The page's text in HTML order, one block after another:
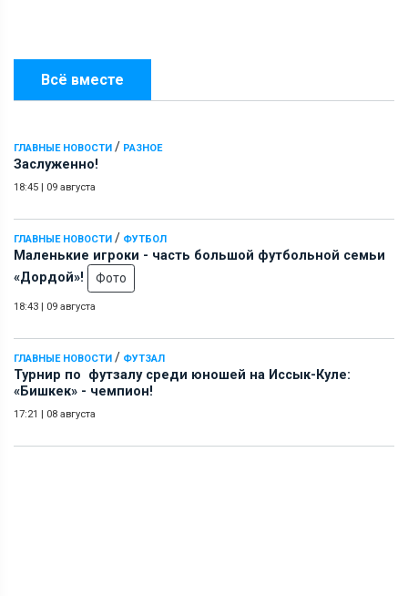
Всё вместе
ГЛАВНЫЕ НОВОСТИ / РАЗНОЕ
Заслуженно!
18:45 | 09 августа
ГЛАВНЫЕ НОВОСТИ / ФУТБОЛ
Маленькие игроки - часть большой футбольной семьи
«Дордой»!
Фото
18:43 | 09 августа
ГЛАВНЫЕ НОВОСТИ / ФУТЗАЛ
Турнир по футзалу среди юношей на Иссык-Куле:
«Бишкек» - чемпион!
17:21 | 08 августа